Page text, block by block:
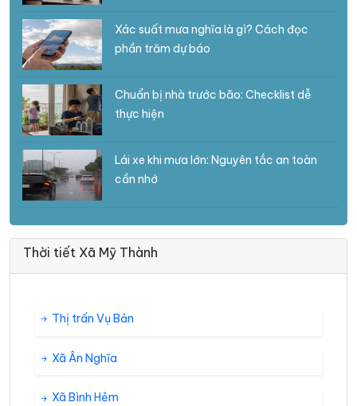
Xác suất mưa nghĩa là gì? Cách đọc
phần trăm dự báo
Chuẩn bị nhà trước bão: Checklist dễ
thực hiện
Lái xe khi mưa lớn: Nguyên tắc an toàn
cần nhớ
Thời tiết Xã Mỹ Thành
Thị trấn Vụ Bản
Xã Ân Nghĩa
Xã Bình Hẻm